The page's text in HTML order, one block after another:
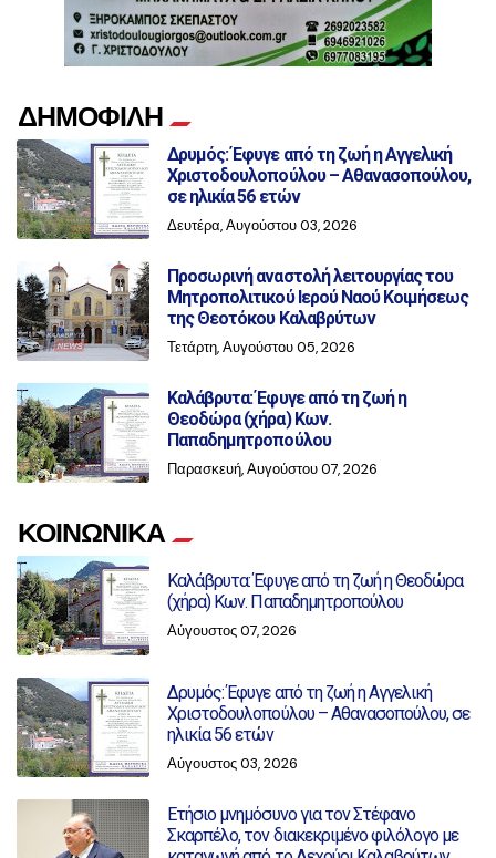
ΔΗΜΟΦΙΛΗ
Δρυμός: Έφυγε από τη ζωή η Αγγελική
Χριστοδουλοπούλου – Αθανασοπούλου,
σε ηλικία 56 ετών
Δευτέρα, Αυγούστου 03, 2026
Προσωρινή αναστολή λειτουργίας του
Μητροπολιτικού Ιερού Ναού Κοιμήσεως
της Θεοτόκου Καλαβρύτων
Τετάρτη, Αυγούστου 05, 2026
Καλάβρυτα: Έφυγε από τη ζωή η
Θεοδώρα (χήρα) Κων.
Παπαδημητροπούλου
Παρασκευή, Αυγούστου 07, 2026
ΚΟΙΝΩΝΙΚΑ
Καλάβρυτα: Έφυγε από τη ζωή η Θεοδώρα
(χήρα) Κων. Παπαδημητροπούλου
Αύγουστος 07, 2026
Δρυμός: Έφυγε από τη ζωή η Αγγελική
Χριστοδουλοπούλου – Αθανασοπούλου, σε
ηλικία 56 ετών
Αύγουστος 03, 2026
Ετήσιο μνημόσυνο για τον Στέφανο
Σκαρπέλο, τον διακεκριμένο φιλόλογο με